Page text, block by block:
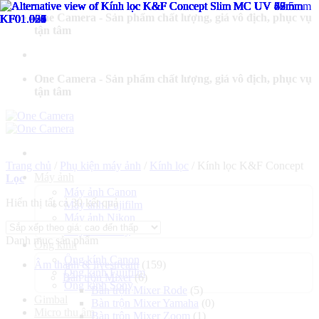
Bỏ
dung
One Camera - Sản phẩm chất lượng, giá vô địch, phục vụ
tận tâm
One Camera - Sản phẩm chất lượng, giá vô địch, phục vụ
tận tâm
Máy ảnh Canon
Máy ảnh Fujifilm
Máy ảnh Nikon
Máy ảnh Sony
Ống kính
Ống kính Canon
Ống kính Fujifilm
Ống kính Sony
Micro thu âm
Trang chủ Phụ kiện máy ảnh Kính lọc
Kính lọc K&F Concept
Lọc
Hiển thị tất cả 30 kết quả Đã
sắp
xếp
cao
đến
thấp
Danh mục sản phẩm
Âm thanh & livestream (159)
Bàn trộn Mixer (6)
Bàn trộn Mixer Rode (5)
Bàn trộn Mixer Yamaha (0)
Bàn trộn Mixer Zoom (1)